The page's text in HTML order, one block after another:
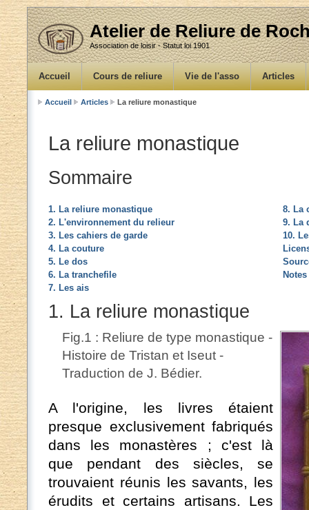
Atelier de Reliure de
Association de loisir - Statut loi 1901
Accueil Cours de reliure Vie de l'asso Articles
Accueil Articles La reliure monastique
La reliure monastique
Sommaire
1. La reliure monastique
2. L'environnement du relieur
3. Les cahiers de garde
4. La couture
5. Le dos
6. La tranchefile
7. Les ais
8. La
9. La
10.
Notes
1. La reliure monastique
Fig.1 : Reliure de type monastique -
Histoire de Tristan et Iseut -
Traduction de J. Bédier.
A l'origine, les livres étaient
presque exclusivement fabriqués
dans les monastères ; c'est là
que pendant des siècles, se
trouvaient réunis les savants, les
érudits et certains artisans. Les